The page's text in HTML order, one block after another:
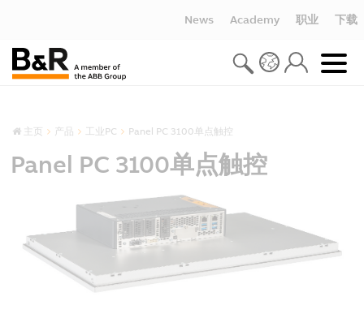
News Academy 职业 下载
主页 产品 工业PC Panel PC 3100单点触控
Panel PC 3100单点触控